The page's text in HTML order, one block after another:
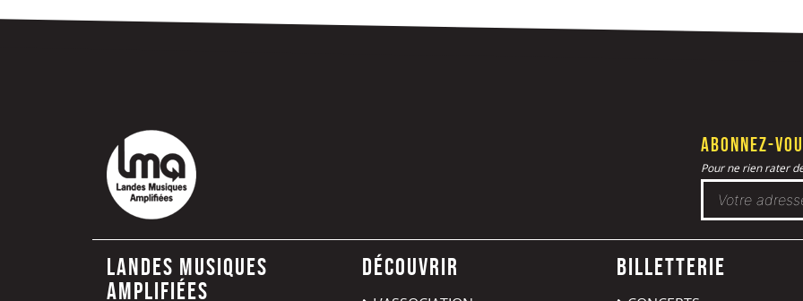
Abonnez-
Pour ne rien rater
Landes Musiques
Amplifiées
Découvrir Billetterie